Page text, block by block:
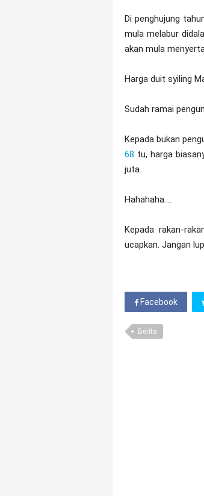
Di penghujung
mula melabur
akan mula
Harga duit syiling
Sudah ramai
Kepada bukan
68 tu, harga
juta.
Hahahaha....
Kepada rakan-
ucapkan. Jangan
Facebook
Berita